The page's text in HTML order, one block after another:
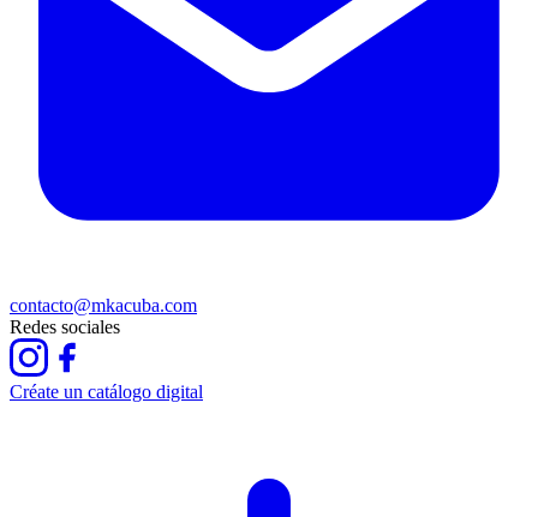
contacto@mkacuba.com
Redes sociales
Créate un catálogo digital